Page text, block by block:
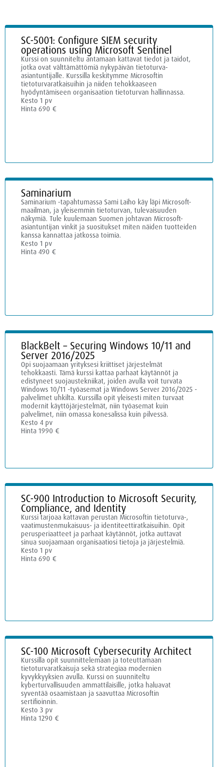
SC-5001: Configure SIEM security
operations using Microsoft Sentinel
Kurssi on suunniteltu antamaan kattavat tiedot ja taidot,
jotka ovat välttämättömiä nykypäivän tietoturva-
asiantuntijalle. Kurssilla keskitymme Microsoftin
tietoturvaratkaisuihin ja niiden tehokkaaseen
hyödyntämiseen organisaation tietoturvan hallinnassa.
Kesto 1 pv
Hinta 690 €
Saminarium
Saminarium -tapahtumassa Sami Laiho käy läpi Microsoft-
maailman, ja yleisemmin tietoturvan, tulevaisuuden
näkymiä. Tule kuulemaan Suomen johtavan Microsoft-
asiantuntijan vinkit ja suositukset miten näiden tuotteiden
kanssa kannattaa jatkossa toimia.
Kesto 1 pv
Hinta 490 €
BlackBelt – Securing Windows 10/11 and
Server 2016/2025
Opi suojaamaan yrityksesi kriittiset järjestelmät
tehokkaasti. Tämä kurssi kattaa parhaat käytännöt ja
edistyneet suojaustekniikat, joiden avulla voit turvata
Windows 10/11 -työasemat ja Windows Server 2016/2025 -
palvelimet uhkilta. Kurssilla opit yleisesti miten turvaat
modernit käyttöjärjestelmät, niin työasemat kuin
palvelimet, niin omassa konesalissa kuin pilvessä.
Kesto 4 pv
Hinta 1990 €
SC-900 Introduction to Microsoft Security,
Compliance, and Identity
Kurssi tarjoaa kattavan perustan Microsoftin tietoturva-,
vaatimustenmukaisuus- ja identiteettiratkaisuihin. Opit
perusperiaatteet ja parhaat käytännöt, jotka auttavat
sinua suojaamaan organisaatiosi tietoja ja järjestelmiä.
Kesto 1 pv
Hinta 690 €
SC-100 Microsoft Cybersecurity Architect
Kurssilla opit suunnittelemaan ja toteuttamaan
tietoturvaratkaisuja sekä strategiaa modernien
kyvykkyyksien avulla. Kurssi on suunniteltu
kyberturvallisuuden ammattilaisille, jotka haluavat
syventää osaamistaan ja saavuttaa Microsoftin
sertifioinnin.
Kesto 3 pv
Hinta 1290 €